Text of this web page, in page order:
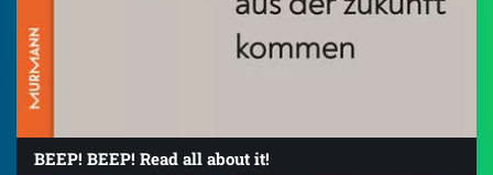
BEEP! BEEP! Read all about it!